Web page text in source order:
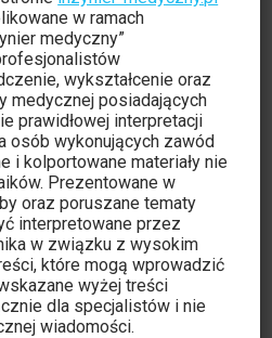
in radiotherapy
Czytelnia
stosowane w
Therapeutic…
kwi
22
w ramach
medyczny”
wykształcenie oraz
medycznej posiadających
prawidłowej interpretacji
osób wykonujących zawód
i kolportowane materiały nie
Prezentowane w
oraz poruszane tematy
interpretowane przez
w związku z wysokim
które mogą wprowadzić
wyżej treści
dla specjalistów i nie
wiadomości.